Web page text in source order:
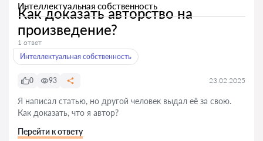
Интеллектуальная собственность
Как доказать авторство на
произведение?
1 ответ
Интеллектуальная собственность
0 93 23.02.2025
Я написал статью, но другой человек выдал её за свою.
Как доказать, что я автор?
Перейти к ответу